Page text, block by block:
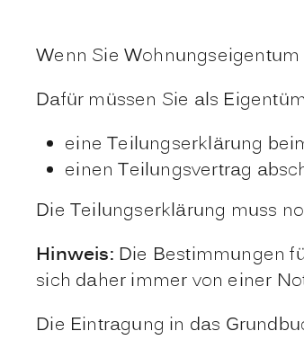
Wenn Sie
Dafür müssen Sie als
eine Teilungserklärung
einen Teilungsvertrag
Die Teilungserklärung muss
Hinweis: Die Bestimmungen
sich daher immer von einer
Die Eintragung in das